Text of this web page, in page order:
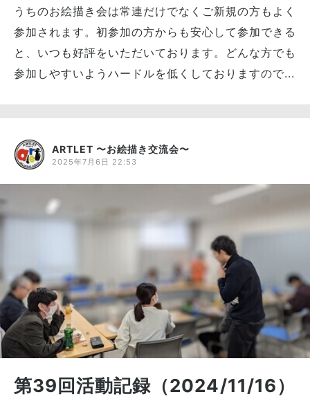
うちのお絵描き会は常連だけでなくご新規の方もよく
参加されます。初参加の方からも安心して参加できる
と、いつも好評をいただいております。どんな方でも
参加しやすいようハードルを低くしておりますので...
ARTLET 〜お絵描き交流会〜
2025年7月6日 22:53
第39回活動記録（2024/11/16）